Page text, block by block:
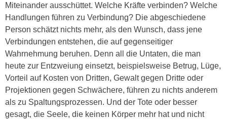
Miteinander ausschüttet. Welche Kräfte verbinden? Welche
Handlungen führen zu Verbindung? Die abgeschiedene
Person schätzt nichts mehr, als den Wunsch, dass jene
Verbindungen entstehen, die auf gegenseitiger
Wahrnehmung beruhen. Denn all die Untaten, die man
heute zur Entzweiung einsetzt, beispielsweise Betrug, Lüge,
Vorteil auf Kosten von Dritten, Gewalt gegen Dritte oder
Projektionen gegen Schwächere, führen zu nichts anderem
als zu Spaltungsprozessen. Und der Tote oder besser
gesagt, die Seele, die keinen Körper mehr hat und nicht